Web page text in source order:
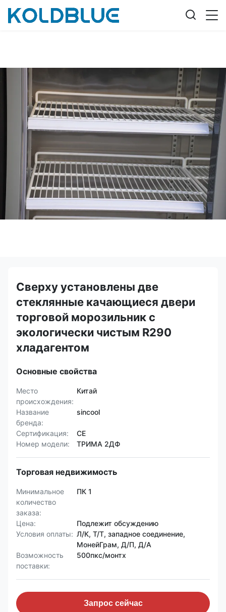
Сверху установлены две
стеклянные качающиеся двери
торговой морозильник с
экологически чистым R290
хладагентом
Основные свойства
Место
происхождения:
Китай
Название
бренда:
sincool
Сертификация:
CE
Номер модели:
ТРИМА 2ДФ
Торговая недвижимость
Минимальное
количество
заказа:
ПК 1
Цена:
Подлежит обсуждению
Условия оплаты: Л/К, Т/Т, западное соединение,
МонейГрам, Д/П, Д/А
Возможность
поставки:
500пкс/монтх
Запрос сейчас